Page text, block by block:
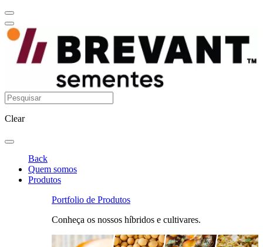
Clear
Back
Quem somos
Produtos
Portfolio de Produtos
Conheça os nossos híbridos e cultivares.